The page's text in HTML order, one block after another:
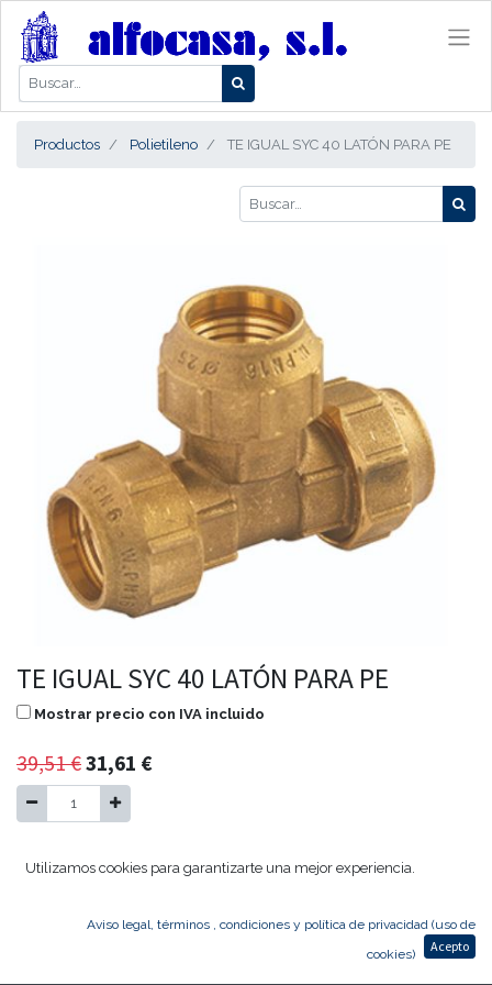
Productos Polietileno TE IGUAL SYC 40 LATÓN PARA PE
TE IGUAL SYC 40 LATÓN PARA PE
Mostrar precio con IVA incluido
39,51€31,61 €
Agregar al carrito
TE IGUAL SYC 40
Utilizamos cookies para garantizarte una mejor experiencia.
Aviso legal, términos , condiciones y política de privacidad (uso de
cookies)
Acepto